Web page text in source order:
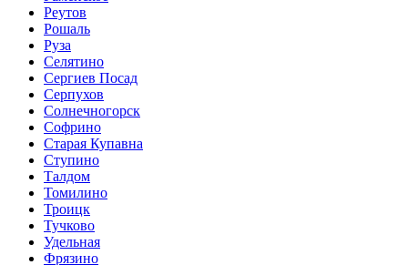
Реутов
Рошаль
Руза
Селятино
Сергиев Посад
Серпухов
Солнечногорск
Софрино
Старая Купавна
Ступино
Талдом
Томилино
Троицк
Тучково
Удельная
Фрязино